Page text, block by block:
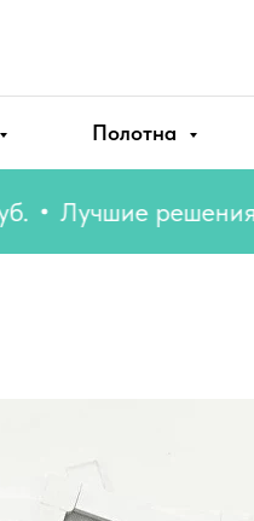
Полотна
Лучшие решения